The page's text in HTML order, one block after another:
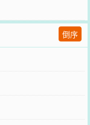
倒序